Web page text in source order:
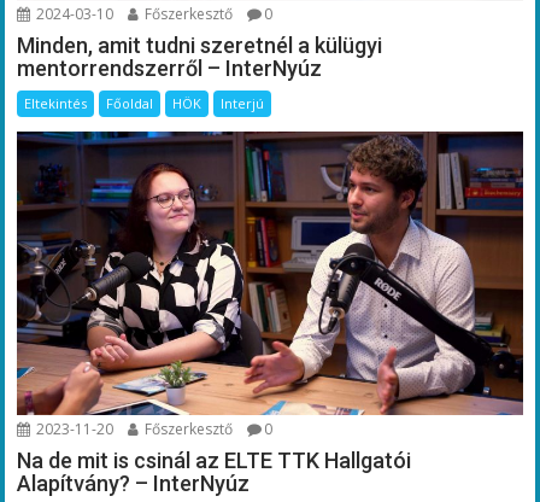
2024-03-10 Főszerkesztő 0
Minden, amit tudni szeretnél a külügyi
mentorrendszerről – InterNyúz
Eltekintés Főoldal HÖK Interjú
2023-11-20 Főszerkesztő 0
Na de mit is csinál az ELTE TTK Hallgatói
Alapítvány? – InterNyúz